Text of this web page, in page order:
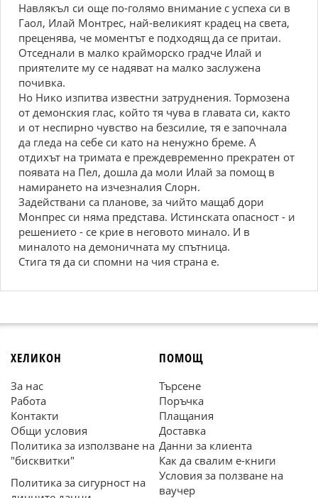
Навлякъл си още по-голямо внимание с успеха си в
Гаол, Илай Монтрес, най-великият крадец на света,
преценява, че моментът е подходящ да се притаи.
Отседнали в малко крайморско градче Илай и
приятелите му се надяват на малко заслужена
почивка.
Но Нико изпитва известни затруднения. Тормозена
от демонския глас, който тя чува в главата си, както
и от неспирно чувство на безсилие, тя е започнала
да гледа на себе си като на ненужно бреме. А
отдихът на тримата е преждевременно прекратен от
появата на Пел, дошла да моли Илай за помощ в
намирането на изчезналия Слорн.
Задействани са планове, за чийто мащаб дори
Монпрес си няма представа. Истинската опасност - и
решението - се крие в неговото минало. И в
миналото на демоничната му спътница.
Стига тя да си спомни на чия страна е.
ХЕЛИКОН
За нас
Работа
Контакти
Общи условия
Политика за използване на
"бисквитки"
Политика за сигурност на
ПОМОЩ
Търсене
Поръчка
Плащания
Доставка
Данни за клиента
Как да свалим е-книги
Условия за ползване на
ваучер